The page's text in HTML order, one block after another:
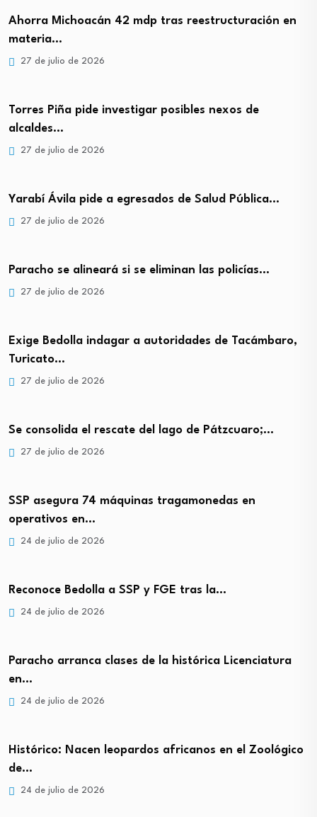
Ahorra Michoacán 42 mdp tras reestructuración en
materia…
27 de julio de 2026
Torres Piña pide investigar posibles nexos de
alcaldes…
27 de julio de 2026
Yarabí Ávila pide a egresados de Salud Pública…
27 de julio de 2026
Paracho se alineará si se eliminan las policías…
27 de julio de 2026
Exige Bedolla indagar a autoridades de Tacámbaro,
Turicato…
27 de julio de 2026
Se consolida el rescate del lago de Pátzcuaro;…
27 de julio de 2026
SSP asegura 74 máquinas tragamonedas en
operativos en…
24 de julio de 2026
Reconoce Bedolla a SSP y FGE tras la…
24 de julio de 2026
Paracho arranca clases de la histórica Licenciatura
en…
24 de julio de 2026
Histórico: Nacen leopardos africanos en el Zoológico
de…
24 de julio de 2026